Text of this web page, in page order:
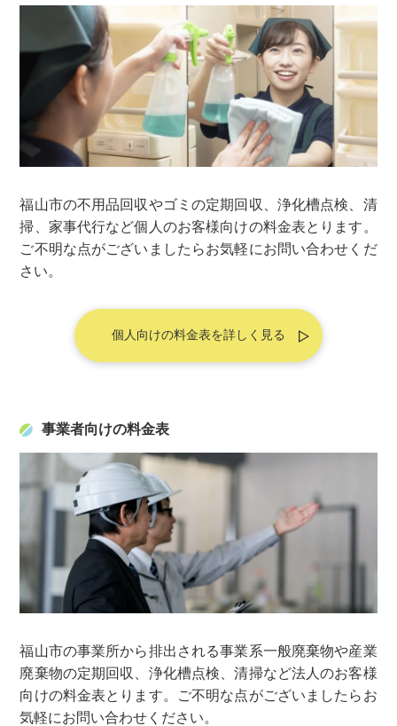
福山市の不用品回収やゴミの定期回収、浄化槽点検、清
掃、家事代行など個人のお客様向けの料金表とります。
ご不明な点がございましたらお気軽にお問い合わせくだ
さい。
個人向けの料金表を詳しく見る
事業者向けの料金表
福山市の事業所から排出される事業系一般廃棄物や産業
廃棄物の定期回収、浄化槽点検、清掃など法人のお客様
向けの料金表とります。ご不明な点がございましたらお
気軽にお問い合わせください。